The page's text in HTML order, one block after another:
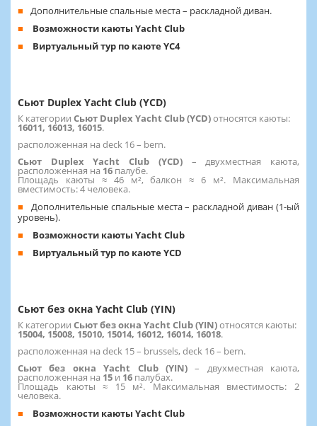
Дополнительные спальные места – раскладной диван.
Возможности каюты Yacht Club
Виртуальный тур по каюте YC4
Сьют Duplex Yacht Club (YCD)
К категории Сьют Duplex Yacht Club (YCD)относятся каюты:
16011, 16013, 16015.
расположенная на deck 16 – bern.
Сьют Duplex Yacht Club (YCD) – двухместная каюта,
расположенная на 16 палубе.
Площадь каюты ≈ 46 м², балкон ≈ 6 м². Максимальная
вместимость: 4 человека.
Дополнительные спальные места – раскладной диван (1-ый
уровень).
Возможности каюты Yacht Club
Виртуальный тур по каюте YCD
Сьют без окна Yacht Club (YIN)
К категории Сьют без окна Yacht Club (YIN)относятся каюты:
15004, 15008, 15010, 15014, 16012, 16014, 16018.
расположенная на deck 15 – brussels, deck 16 – bern.
Сьют без окна Yacht Club (YIN)– двухместная каюта,
расположенная на 15 и 16 палубах.
Площадь каюты ≈ 15 м². Максимальная вместимость: 2
человека.
Возможности каюты Yacht Club